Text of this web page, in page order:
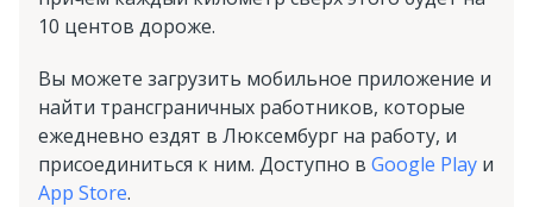
10 центов дороже.
Вы можете загрузить мобильное приложение и
найти трансграничных работников, которые
ежедневно ездят в Люксембург на работу, и
присоединиться к ним. Доступно в Google Play и
App Store.